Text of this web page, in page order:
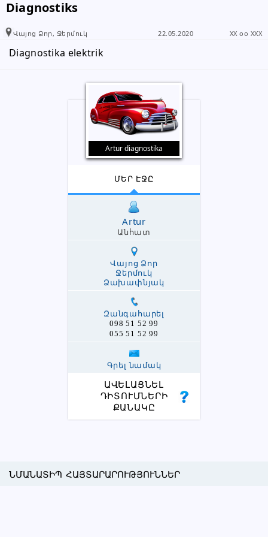
Diagnostiks
Վայոց Ձոր, Ջերմուկ 22.05.2020 XX oo XXX
Diagnostika elektrik
Artur diagnostika
ՄԵՐ ԷՋԸ
Artur
Անհատ
Վայոց Ձոր
Ջերմուկ
Ձախափնյակ
Զանգահարել
098 51 52 99
055 51 52 99
Գրել նամակ
ԱՎԵԼԱՑՆԵԼ
ԴԻՏՈՒՄՆԵՐԻ
ՔԱՆԱԿԸ
ՆՄԱՆԱՏԻՊ ՀԱՅՏԱՐԱՐՈՒԹՅՈՒՆՆԵՐ